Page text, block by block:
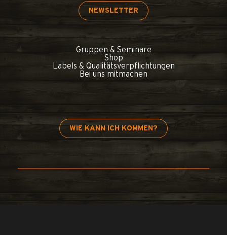
NEWSLETTER
Gruppen & Seminare
Shop
Labels & Qualitätsverpflichtungen
Bei uns mitmachen
WIE KANN ICH KOMMEN?